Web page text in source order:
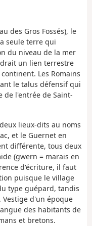
des Gros Fossés), le
seule terre qui
du niveau de la mer
un lien terrestre
Les Romains
le talus défensif qui
de l'entrée de Saint-
lieux-dits au noms
et le Guernet en
différente, tous deux
(gwern = marais en
d'écriture, il faut
puisque le village
type guépard, tandis
d'un époque
des habitants de
et bretons.